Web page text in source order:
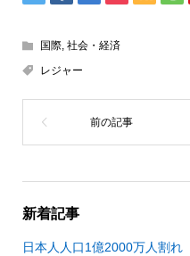
国際, 社会・経済
レジャー
新着記事
日本人人口1億2000万人割